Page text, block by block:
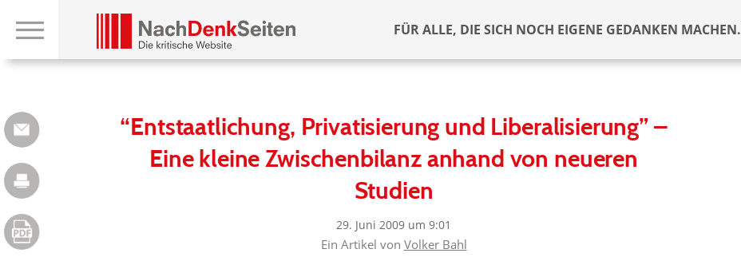
FÜR ALLE, DIE SICH NOCH EIGENE GEDANKEN MACHEN.
“Entstaatlichung, Privatisierung und Liberalisierung” –
Eine kleine Zwischenbilanz anhand von neueren
Studien
29. Juni 2009 um 9:01
Ein Artikel von Volker Bahl